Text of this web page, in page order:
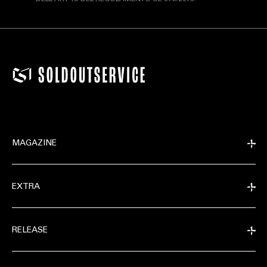
MAGAZINE
EXTRA
RELEASE